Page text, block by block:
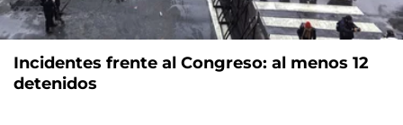
Incidentes frente al Congreso: al menos 12
detenidos